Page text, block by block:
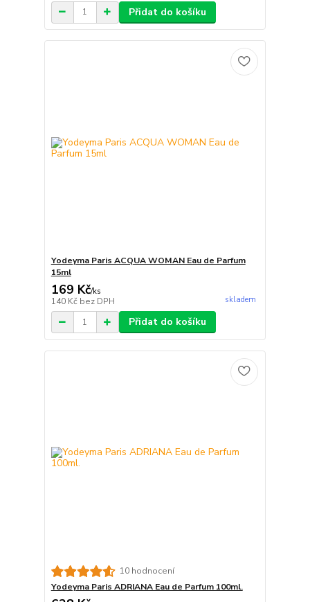
Přidat do košíku
Yodeyma Paris ACQUA WOMAN Eau de Parfum
15ml
169 Kč/ks
140 Kč bez DPH skladem
Přidat do košíku
10 hodnocení
Yodeyma Paris ADRIANA Eau de Parfum 100ml.